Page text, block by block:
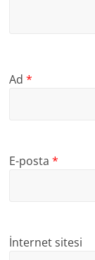
Ad*
E-posta*
İnternet sitesi